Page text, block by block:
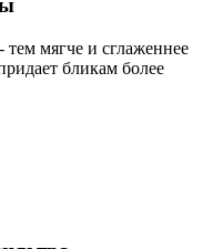
мягче и сглаженнее
бликам более